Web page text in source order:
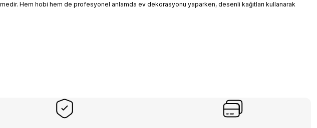
Hem hobi hem de profesyonel anlamda ev dekorasyonu yaparken, desenli kağıtları kullanarak